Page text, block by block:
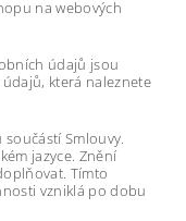
na webových
údajů jsou
která naleznete
Smlouvy.
jazyce. Znění
Tímto
vzniklá po dobu